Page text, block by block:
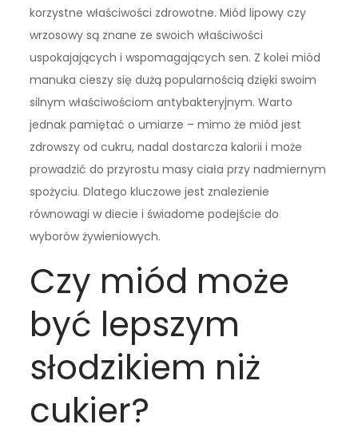
korzystne właściwości zdrowotne. Miód lipowy czy
wrzosowy są znane ze swoich właściwości
uspokajających i wspomagających sen. Z kolei miód
manuka cieszy się dużą popularnością dzięki swoim
silnym właściwościom antybakteryjnym. Warto
jednak pamiętać o umiarze – mimo że miód jest
zdrowszy od cukru, nadal dostarcza kalorii i może
prowadzić do przyrostu masy ciała przy nadmiernym
spożyciu. Dlatego kluczowe jest znalezienie
równowagi w diecie i świadome podejście do
wyborów żywieniowych.
Czy miód może
być lepszym
słodzikiem niż
cukier?